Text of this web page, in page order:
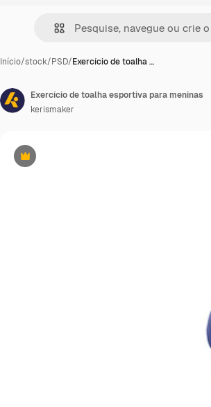
Início/stock/PSD/Exercício de toalha …
Premium
Exercício de toalha esportiva para meninas
kerismaker